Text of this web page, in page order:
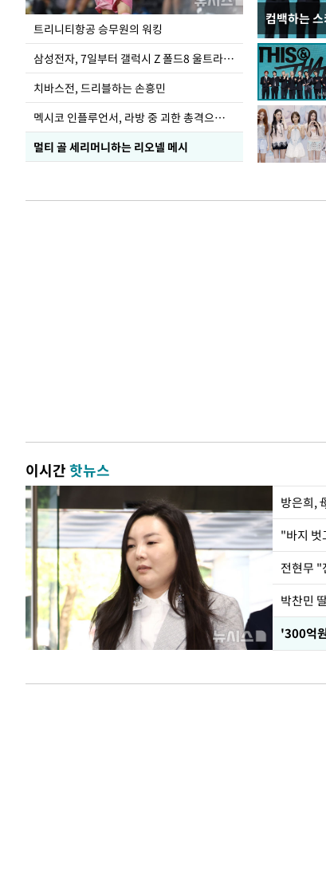
트리니티항공 승무원의 워킹
삼성전자, 7일부터 갤럭시 Z 폴드8 울트라·폴드8·플립8 출시
치바스전, 드리블하는 손흥민
멕시코 인플루언서, 라방 중 괴한 총격으로 사망
멀티 골 세리머니하는 리오넬 메시
컴백하는
입추 코앞
이시간핫뉴스
방은희,
전현무 "
'300억